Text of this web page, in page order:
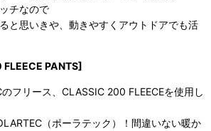
チなので
と思いきや、動きやすくアウトドアでも活
PANTS]
フリース、 CLASSIC 200 FLEECEを使用し
（ポーラテック）！間違いない暖か